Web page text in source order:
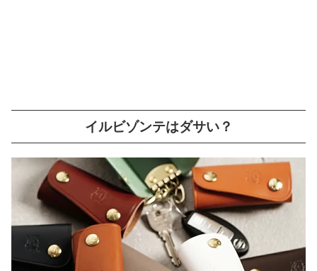
イルビゾンテはダサい？